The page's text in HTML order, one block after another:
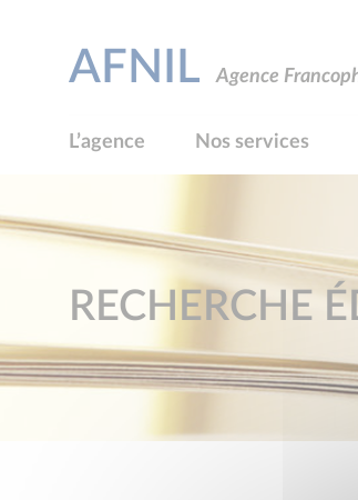
AFNIL Agence
L’agence Nos services
RECHERCHE